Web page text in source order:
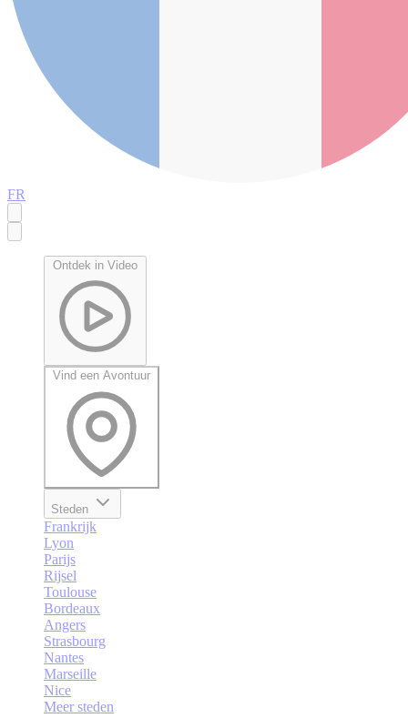
FR
Ontdek in Video
Vind een Avontuur
Steden
Frankrijk
Lyon
Parijs
Rijsel
Toulouse
Bordeaux
Angers
Strasbourg
Nantes
Marseille
Nice
Meer steden